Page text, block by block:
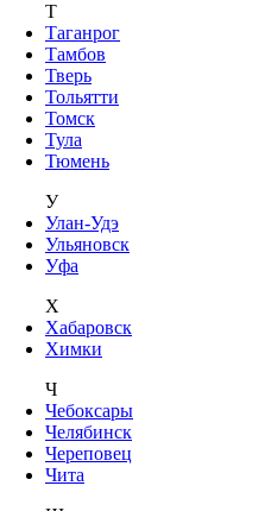
Т
Таганрог
Тамбов
Тверь
Тольятти
Томск
Тула
Тюмень
У
Улан-Удэ
Ульяновск
Уфа
Х
Хабаровск
Химки
Ч
Чебоксары
Челябинск
Череповец
Чита